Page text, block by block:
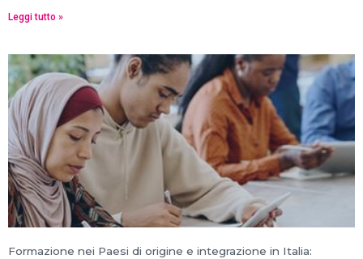
Leggi tutto »
Formazione nei Paesi di origine e integrazione in Italia: